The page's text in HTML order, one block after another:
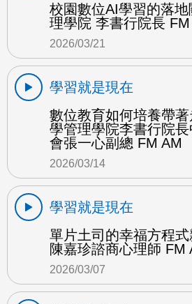
校園數位AI學習的落
理學院 李書行院長 FM
2026/03/21
學習就是現在
數位教育如何培養帶
學管理學院李書行院
會張一心副總 FM AM
2026/03/14
學習就是現在
單片土司的幸福方程
陳嘉珍諮商心理師 FM
2026/03/07